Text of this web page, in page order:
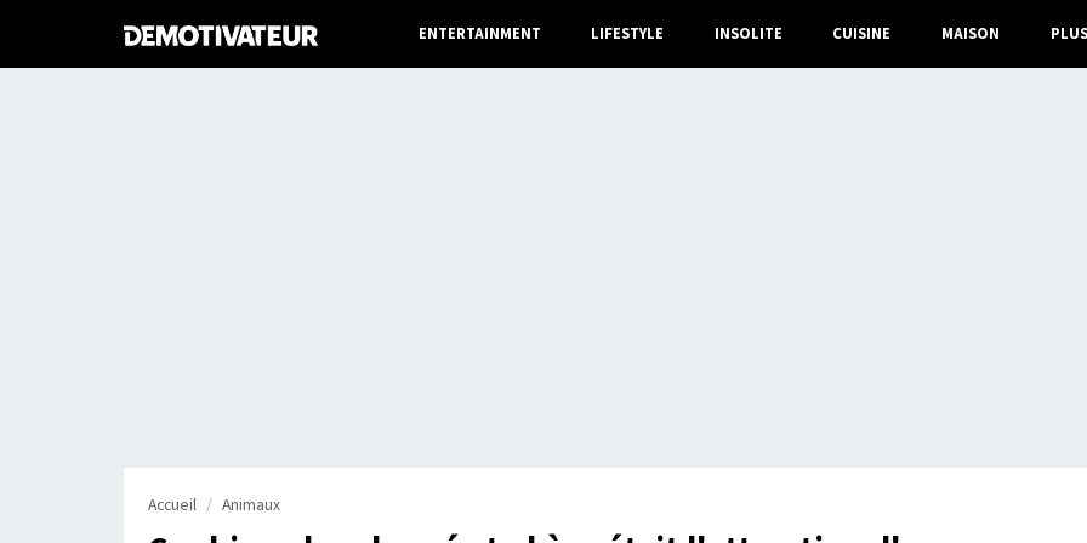
ENTERTAINMENT LIFESTYLE INSOLITE CUISINE MAISON PLUS
Accueil Animaux